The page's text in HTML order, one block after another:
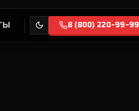
8 (800) 220-99-99